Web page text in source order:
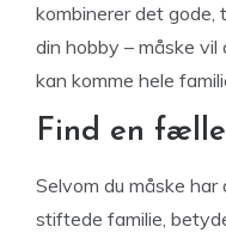
kombinerer det
din hobby – måske
kan komme hele
Find en
Selvom du måske
stiftede familie,